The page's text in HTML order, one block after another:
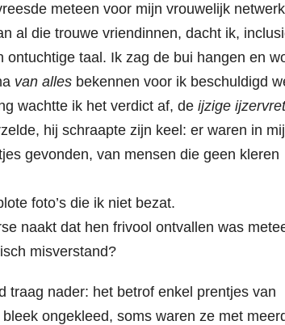
meteen voor mijn vrouwelijk
al die trouwe vriendinnen, dacht ik,
ontuchtige taal. Ik zag de bui hangen en
van alles bekennen voor ik beschuldigd
wachtte ik het verdict af, deijzige
hij schraapte zijn keel: er waren in
gevonden, van mensen die geen kleren
foto’s die ik niet bezat.
naakt dat hen frivool ontvallen was
misverstand?
traag nader: het betrof enkel prentjes van
ongekleed, soms waren ze met